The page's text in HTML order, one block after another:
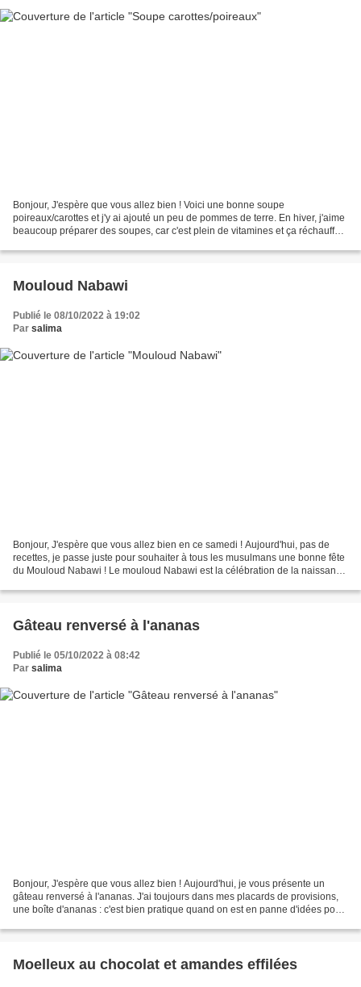
Bonjour, J'espère que vous allez bien ! Voici une bonne soupe
poireaux/carottes et j'y ai ajouté un peu de pommes de terre. En hiver, j'aime
beaucoup préparer des soupes, car c'est plein de vitamines et ça réchauffe.
Mouloud Nabawi
Publié le 08/10/2022 à 19:02
Par salima
Bonjour, J'espère que vous allez bien en ce samedi ! Aujourd'hui, pas de
recettes, je passe juste pour souhaiter à tous les musulmans une bonne fête
du Mouloud Nabawi ! Le mouloud Nabawi est la célébration de la naissance
Gâteau renversé à l'ananas
Publié le 05/10/2022 à 08:42
Par salima
Bonjour, J'espère que vous allez bien ! Aujourd'hui, je vous présente un
gâteau renversé à l'ananas. J'ai toujours dans mes placards de provisions,
une boîte d'ananas : c'est bien pratique quand on est en panne d'idées pour
Moelleux au chocolat et amandes effilées